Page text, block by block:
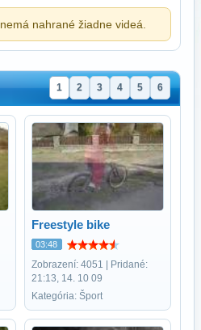
nahrané žiadne videá.
1 2 3 4 5 6
Freestyle bike
03:48
Zobrazení: 4051 | Pridané:
21:13, 14. 10 09
Kategória: Šport